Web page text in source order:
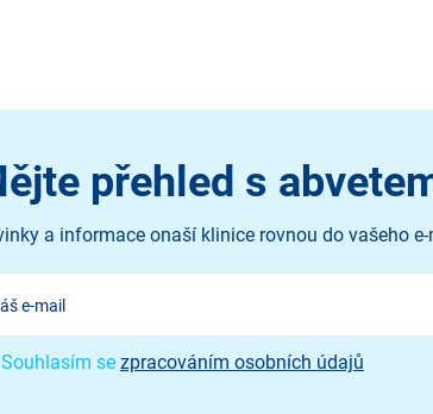
přehled s
a informace onaší klinice rovnou do vašeho
Souhlasím se zpracováním osobních údajů